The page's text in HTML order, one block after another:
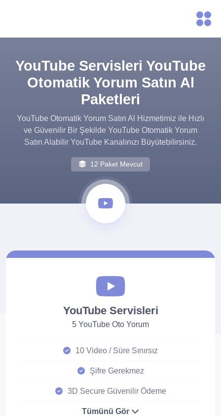
YouTube Servisleri YouTube
Otomatik Yorum Satın Al
Paketleri
YouTube Otomatik Yorum Satın Al Hizmetimiz ile Hızlı
ve Güvenilir Bir Şekilde YouTube Otomatik Yorum
Satın Alabilir YouTube Kanalınızı Büyütebilirsiniz.
12 Paket Mevcut
YouTube Servisleri
5 YouTube Oto Yorum
10 Video / Süre Sınırsız
Şifre Gerekmez
3D Secure Güvenilir Ödeme
Tümünü Gör